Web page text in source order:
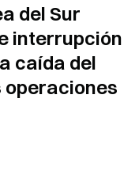
del Sur
interrupción
caída del
operaciones